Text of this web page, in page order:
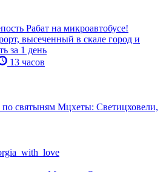
Рабат на микроавтобусе!
высеченный в скале город и
за 1 день
13 часов